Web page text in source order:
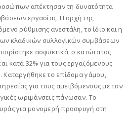
απέκτησαν τη δυνατότητα
εργασίας. Η αρχή της
ρύθμισης ανεστάλη, το ίδιο και η
κλαδικών συλλογικών συμβάσεων
ασφυκτικά, ο κατώτατος
κατά 32% για τους εργαζόμενους
Καταργήθηκε το επίδομα γάμου,
για τους αμειβόμενους με τον
ωριμάνσεις πάγωσαν. Το
για μονομερή προσφυγή στη